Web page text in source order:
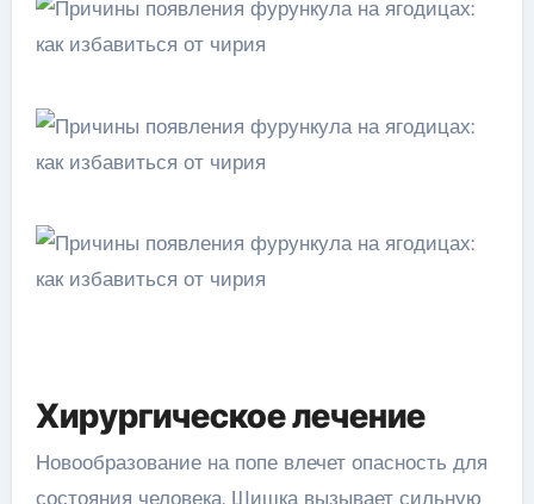
Хирургическое лечение
Новообразование на попе влечет опасность для
состояния человека. Шишка вызывает сильную